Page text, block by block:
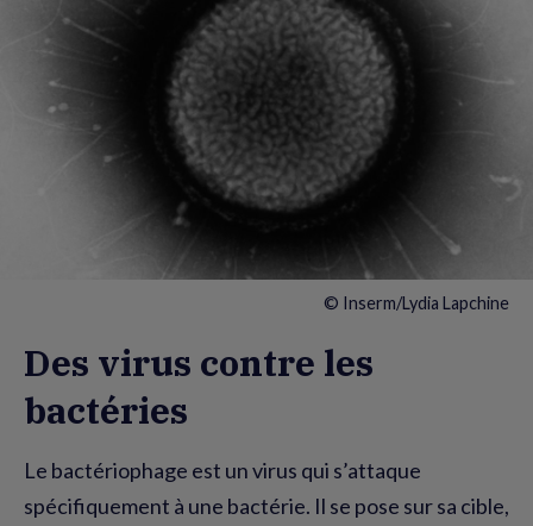
© Inserm/Lydia Lapchine
Des virus contre les
bactéries
Le bactériophage est un virus qui s’attaque
spécifiquement à une bactérie. Il se pose sur sa cible,